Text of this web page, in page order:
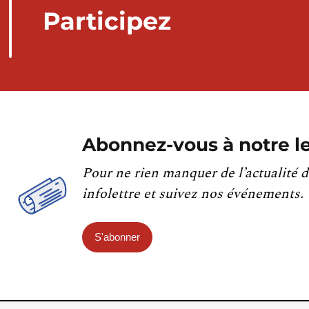
Participez
Abonnez-vous à notre
Pour ne rien manquer de l’actualité
infolettre et suivez nos événements.
S'abonner